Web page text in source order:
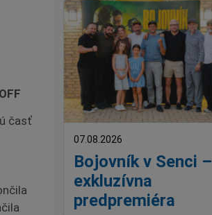
časť
Bojovník v Senci –
exkluzívna
predpremiéra
07.08.2026